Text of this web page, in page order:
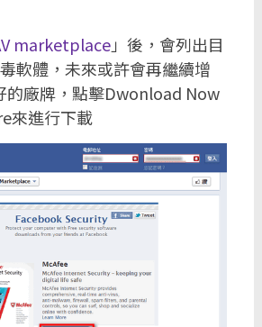
marketplace」後，會列出目
軟體，未來或許會再繼續增
的廠牌，點擊Dwonload Now
來進行下載